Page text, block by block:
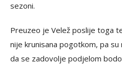
sezoni.
Preuzeo je Velež poslije toga
nije krunisana pogotkom, pa
da se zadovolje podjelom